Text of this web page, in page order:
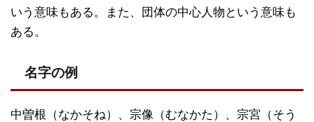
いう意味もある。また、団体の中心人物という意味も
ある。
名字の例
中曽根（なかそね）、宗像（むなかた）、宗宮（そう